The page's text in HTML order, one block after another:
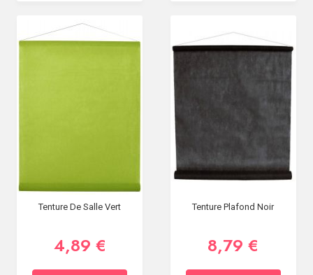
Tenture De Salle Vert
4,89 €
Tenture Plafond Noir
8,79 €